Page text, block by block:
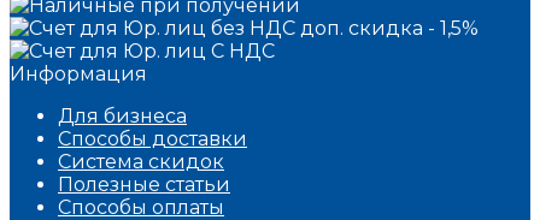
Информация
Для бизнеса
Способы доставки
Система скидок
Полезные статьи
Способы оплаты